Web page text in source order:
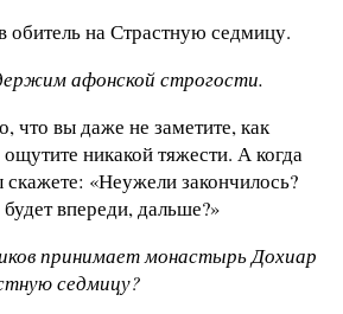
обитель на Страстную седмицу.
афонской строгости.
что вы даже не заметите, как
никакой тяжести. А когда
«Неужели закончилось?
впереди, дальше?»
принимает монастырь Дохиар
седмицу?